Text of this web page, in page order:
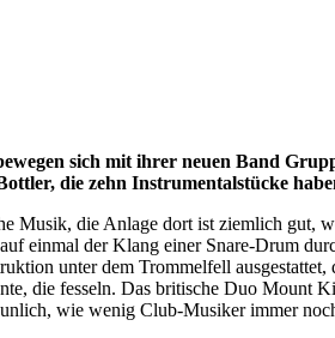
sich mit ihrer neuen Band
die zehn Instrumentalstücke
die Anlage dort ist ziemlich gut,
einmal der Klang einer Snare-Drum
unter dem Trommelfell
die fesseln. Das britische Duo Mount
wie wenig Club-Musiker immer